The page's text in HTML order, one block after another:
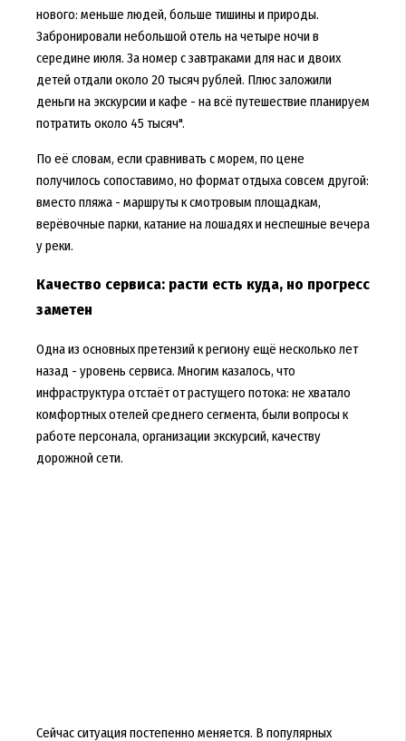
нового: меньше людей, больше тишины и природы.
Забронировали небольшой отель на четыре ночи в
середине июля. За номер с завтраками для нас и двоих
детей отдали около 20 тысяч рублей. Плюс заложили
деньги на экскурсии и кафе - на всё путешествие планируем
потратить около 45 тысяч".
По её словам, если сравнивать с морем, по цене
получилось сопоставимо, но формат отдыха совсем другой:
вместо пляжа - маршруты к смотровым площадкам,
верёвочные парки, катание на лошадях и неспешные вечера
у реки.
Качество сервиса: расти есть куда, но прогресс
заметен
Одна из основных претензий к региону ещё несколько лет
назад - уровень сервиса. Многим казалось, что
инфраструктура отстаёт от растущего потока: не хватало
комфортных отелей среднего сегмента, были вопросы к
работе персонала, организации экскурсий, качеству
дорожной сети.
Сейчас ситуация постепенно меняется. В популярных